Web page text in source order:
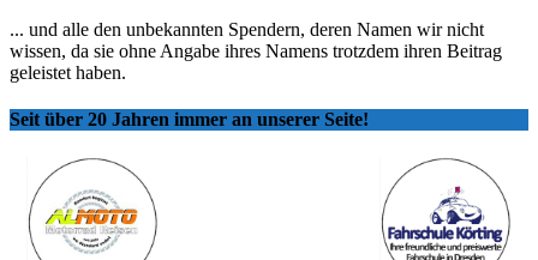
... und alle den unbekannten Spendern, deren Namen wir nicht
wissen, da sie ohne Angabe ihres Namens trotzdem ihren Beitrag
geleistet haben.
Seit über 20 Jahren immer an unserer Seite!